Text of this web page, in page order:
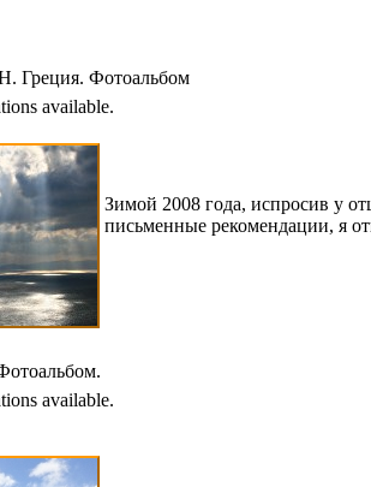
Греция. Фотоальбом
available.
Зимой 2008 года, испросив у
письменные рекомендации, я
available.